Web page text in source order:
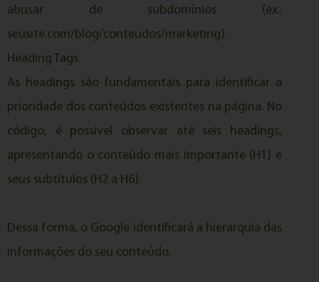
abusar de subdomínios (ex.:
seusite.com/blog/conteudos/marketing).
Heading Tags
As headings são fundamentais para identificar a
prioridade dos conteúdos existentes na página. No
código, é possível observar até seis headings,
apresentando o conteúdo mais importante (H1) e
seus subtítulos (H2 a H6).
Dessa forma, o Google identificará a hierarquia das
informações do seu conteúdo.